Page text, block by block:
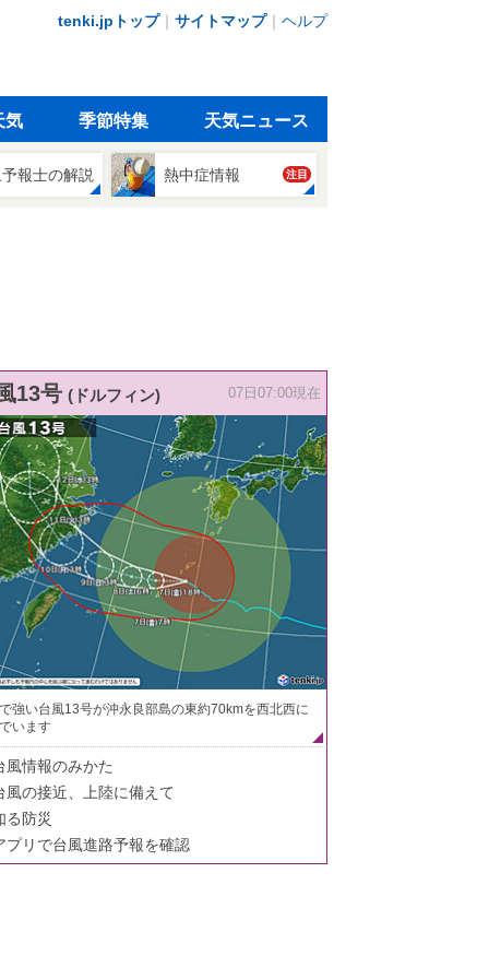
tenki.jpトップ｜ サイトマップ｜ ヘルプ
気 季節特集 天気ニュース
報士の解説 熱中症情報 注目
13号 (ドルフィン) 07日07:00現在
強い台風13号が沖永良部島の東約70kmを西北西に
います
風情報のみかた
風の接近、上陸に備えて
る防災
プリで台風進路予報を確認